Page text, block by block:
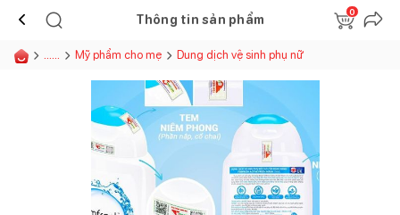
Thông tin sản phẩm
0
...... Mỹ phẩm cho mẹ Dung dịch vệ sinh phụ nữ